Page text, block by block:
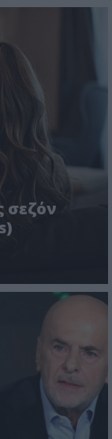
σεζόν